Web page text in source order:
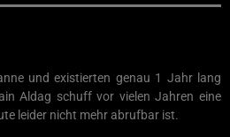
und existierten genau 1 Jahr lang
Aldag schuff vor vielen Jahren eine
leider nicht mehr abrufbar ist.